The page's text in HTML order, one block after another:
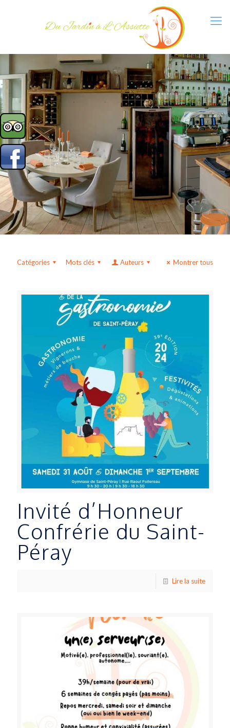
Catégories Mots clés Auteurs Montrer tous
Invité d’Honneur
Confrérie du Saint-
Péray
Lire la suite